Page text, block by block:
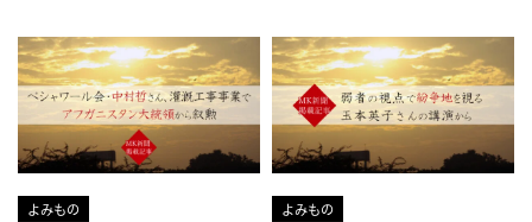
よみもの よみもの